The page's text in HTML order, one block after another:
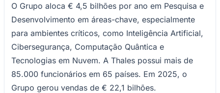
O Grupo aloca € 4,5 bilhões por ano em Pesquisa e
Desenvolvimento em áreas-chave, especialmente
para ambientes críticos, como Inteligência Artificial,
Cibersegurança, Computação Quântica e
Tecnologias em Nuvem. A Thales possui mais de
85.000 funcionários em 65 países. Em 2025, o
Grupo gerou vendas de € 22,1 bilhões.